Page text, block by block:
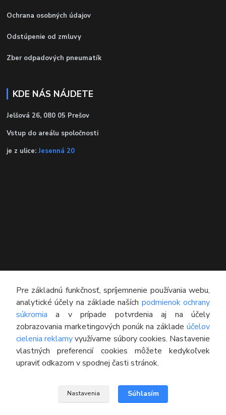
Ochrana osobných údajov
Odstúpenie od zmluvy
Zber odpadových pneumatík
KDE NÁS NÁJDETE
Jelšová 26, 080 05 Prešov
Vstup do areálu spoločnosti
je z ulice: Jesenná 20
KONTAKT
Technický poradca
0948 609 608
(Po-Pia, 8:00-16:30)
info@pneumatikyaprotektory.sk
Pre základnú funkčnosť, spríjemnenie používania webu,
analytické účely na základe naších podmienok ochrany
súkromia a v prípade potvrdenia aj na účely
zobrazovania marketingových ponúk na základeúčelov
cielenia reklamyvyužívame súbory cookies. Nastavenie
vlastných preferencií cookies môžete kedykoľvek
upraviť odkazom v spodnej časti stránok.
Nastavenia Súhlasím